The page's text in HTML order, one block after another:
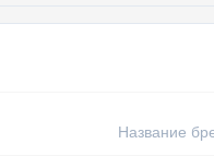
Название